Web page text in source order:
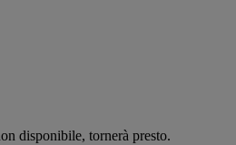
disponibile, tornerà presto.